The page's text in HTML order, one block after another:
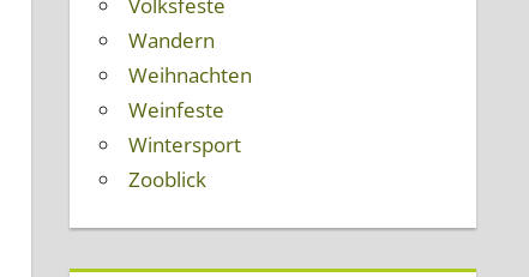
Volksfeste
Wandern
Weihnachten
Weinfeste
Wintersport
Zooblick